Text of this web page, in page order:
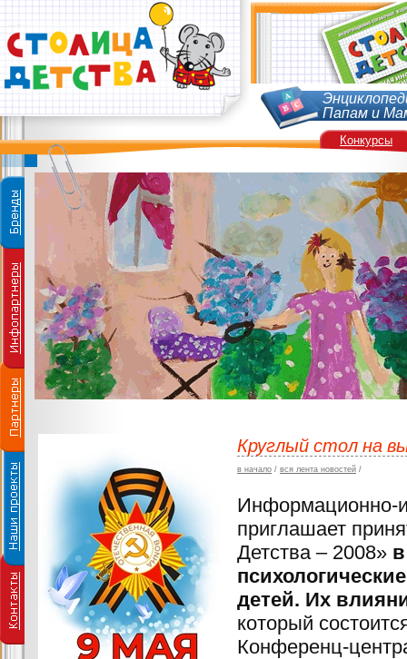
Папам и
Круглый стол на
в начало / вся лента новостей /
Информационно-
приглашает
Детства – 2008»
детей. Их
который
Конференц-
Конкурсы